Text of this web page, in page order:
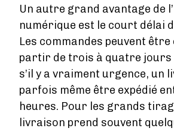
Un autre grand avantage de
numérique est le court délai
Les commandes peuvent être
partir de trois à quatre jours
s’il y a vraiment urgence, un
parfois même être expédié
heures. Pour les grands
livraison prend souvent